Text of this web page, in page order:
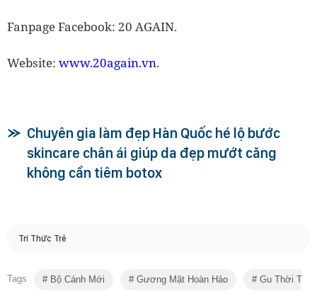
Fanpage Facebook: 20 AGAIN.
Website: www.20again.vn.
Chuyên gia làm đẹp Hàn Quốc hé lộ bước
skincare chân ái giúp da đẹp mướt căng
không cần tiêm botox
Trí Thức Trẻ
Tags Bộ Cánh Mới Gương Mặt Hoàn Hảo Gu Thời